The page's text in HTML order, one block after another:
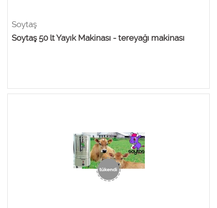
Soytaş
Soytaş 50 lt Yayık Makinası - tereyağı makinası